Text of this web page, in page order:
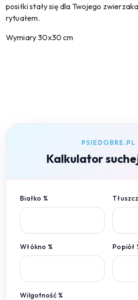
posiłki stały się dla Twojego
rytuałem.
Wymiary 30x30 cm
PSIEDOBRE.PL
Kalkulator
Białko %
Włókno % Popiół
Wilgotność %